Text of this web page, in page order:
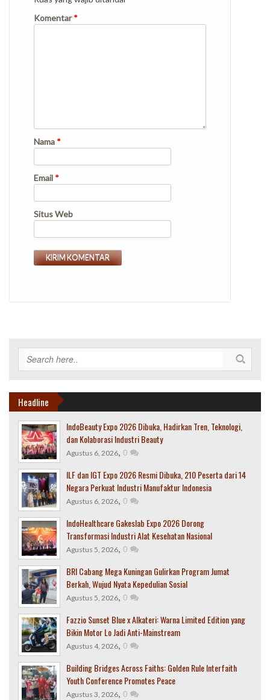
Komentar*
Nama *
Email *
Situs Web
Headline
IndoBeauty Expo 2026 Dibuka, Hadirkan Tren, Teknologi,
dan Kolaborasi Industri Beauty
Agustus 6, 2026, 0
ILF dan IGT Expo 2026 Resmi Dibuka, 210 Peserta dari 14
Negara Perkuat Industri Manufaktur Indonesia
Agustus 6, 2026, 0
IndoHealthcare Gakeslab Expo 2026 Dorong
Transformasi Industri Alat Kesehatan Nasional
Agustus 5, 2026, 0
BRI Cabang Mega Kuningan Gulirkan Program Jumat
Berkah, Wujud Nyata Kepedulian Sosial
Agustus 5, 2026, 0
Fazzio Sunset Blue x Alkateri: Warna Limited Edition yang
Bikin Motor Lo Jadi Anti-Mainstream
Agustus 4, 2026, 0
Building Bridges Across Faiths: Golden Rule Interfaith
Youth Conference Promotes Peace
Agustus 3, 2026, 0